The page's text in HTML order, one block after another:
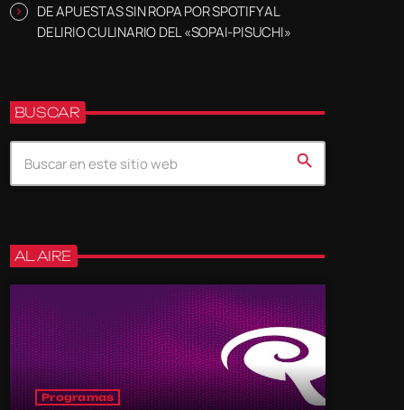
DE APUESTAS SIN ROPA POR SPOTIFY AL
DELIRIO CULINARIO DEL «SOPAI-PISUCHI»
BUSCAR
search
AL AIRE
Programas